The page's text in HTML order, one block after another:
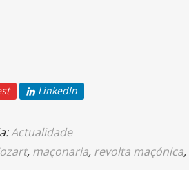
LinkedIn
Actualidade
, maçonaria, revolta maçónica,